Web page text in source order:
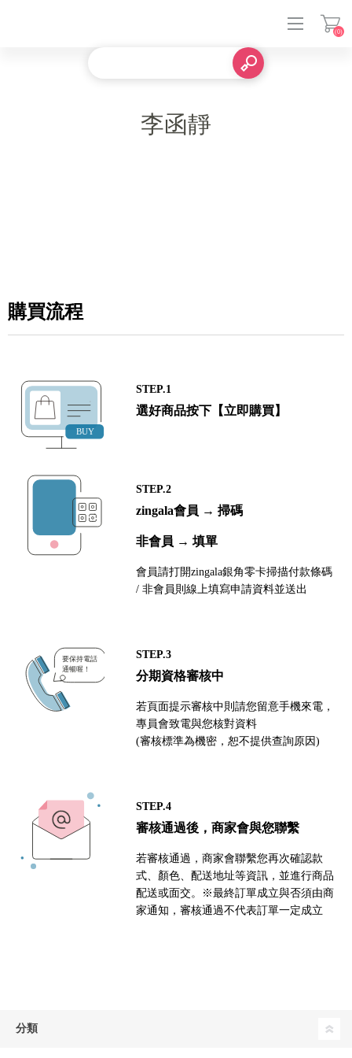
(0)
李函靜
購買流程
STEP.1
選好商品按下【立即購買】
STEP.2
zingala會員 → 掃碼
非會員 → 填單
會員請打開zingala銀角零卡掃描付款條碼
/ 非會員則線上填寫申請資料並送出
STEP.3
分期資格審核中
若頁面提示審核中則請您留意手機來電，
專員會致電與您核對資料
(審核標準為機密，恕不提供查詢原因)
STEP.4
審核通過後，商家會與您聯繫
若審核通過，商家會聯繫您再次確認款
式、顏色、配送地址等資訊，並進行商品
配送或面交。※最終訂單成立與否須由商
家通知，審核通過不代表訂單一定成立
分類